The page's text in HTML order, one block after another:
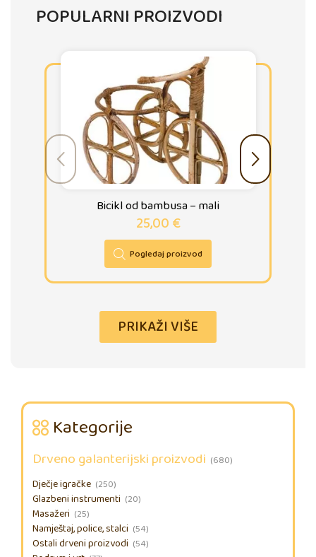
Kategorije
Drveno galanterijski proizvodi (680)
Dječje igračke (250)
Glazbeni instrumenti (20)
Masažeri (25)
Namještaj, police, stalci (54)
Ostali drveni proizvodi (54)
POPULARNI PROIZVODI
Bicikl od bambusa – mali
25,00€
Pogledaj proizvod
PRIKAŽI VIŠE